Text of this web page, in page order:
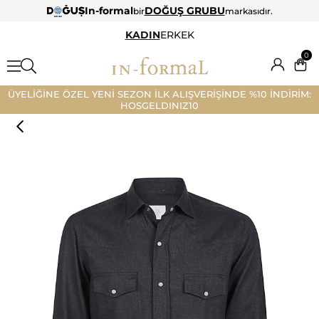
In-formalbirDOĞUŞ GRUBUmarkasıdır.
KADINERKEK
0
ÜYELİĞİNE ÖZEL YENİ SEZON İLK ALIŞVERİŞİNDE %10 İNDİRİM:
HOSGELDINIZ10